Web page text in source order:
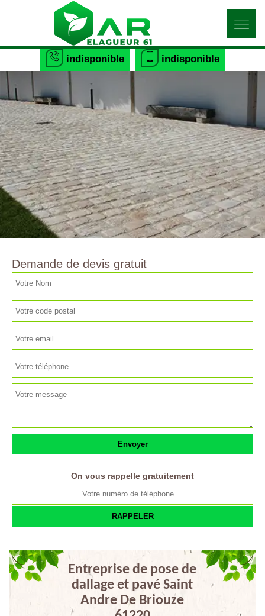
indisponible indisponible
Demande de devis gratuit
On vous rappelle gratuitement
Entreprise de pose de
dallage et pavé Saint
Andre De Briouze